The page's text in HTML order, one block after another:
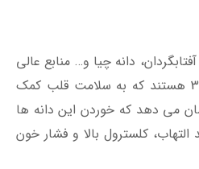
دانه چیا و… منابع عالی
فیبر و اسیدهای چرب امگا 3 هستند که به سلامت قلب کمک
می دهد که خوردن این دانه ها
کلسترول بالا و فشار خون